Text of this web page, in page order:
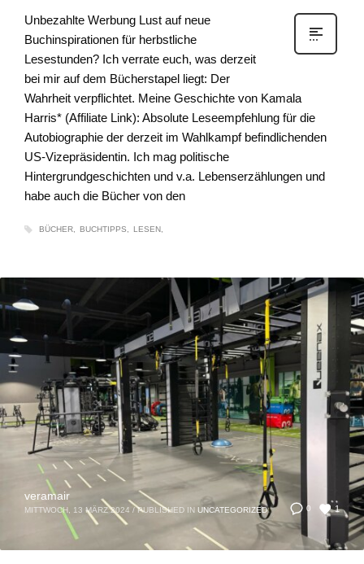
Unbezahlte Werbung Lust auf neue
Buchinspirationen für herbstliche
Lesestunden? Ich verrate euch, was derzeit
bei mir auf dem Bücherstapel liegt: Der
Wahrheit verpflichtet. Meine Geschichte von Kamala
Harris* (Affiliate Link): Absolute Leseempfehlung für die
Autobiographie der derzeit im Wahlkampf befindlichenden
US-Vizepräsidentin. Ich mag politische
Hintergrundgeschichten und v.a. Lebenserzählungen und
habe auch die Bücher von den
BÜCHER BUCHTIPPS LESEN
0 1
veramair
MITTWOCH, 13 MÄRZ 2024 / PUBLISHED IN UNCATEGORIZED